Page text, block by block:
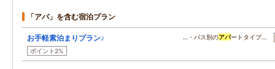
「アパ」を含む宿泊プラン
お手軽素泊まりプラン♪
ポイント2%
…・バス別のアパートタイプ…